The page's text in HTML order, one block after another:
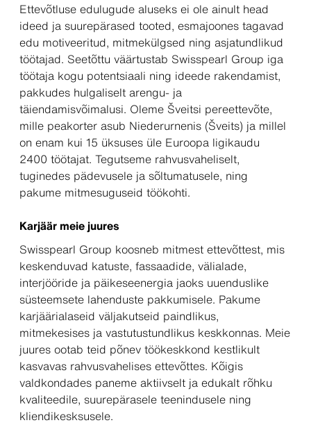
Ettevõtluse edulugude aluseks ei ole ainult head
ideed ja suurepärased tooted, esmajoones tagavad
edu motiveeritud, mitmekülgsed ning asjatundlikud
töötajad. Seetõttu väärtustab Swisspearl Group iga
töötaja kogu potentsiaali ning ideede rakendamist,
pakkudes hulgaliselt arengu- ja
täiendamisvõimalusi. Oleme Šveitsi pereettevõte,
mille peakorter asub Niederurnenis (Šveits) ja millel
on enam kui 15 üksuses üle Euroopa ligikaudu
2400 töötajat. Tegutseme rahvusvaheliselt,
tuginedes pädevusele ja sõltumatusele, ning
pakume mitmesuguseid töökohti.
Karjäär meie juures
Swisspearl Group koosneb mitmest ettevõttest, mis
keskenduvad katuste, fassaadide, välialade,
interjööride ja päikeseenergia jaoks uuenduslike
süsteemsete lahenduste pakkumisele. Pakume
karjäärialaseid väljakutseid paindlikus,
mitmekesises ja vastutustundlikus keskkonnas. Meie
juures ootab teid põnev töökeskkond kestlikult
kasvavas rahvusvahelises ettevõttes. Kõigis
valdkondades paneme aktiivselt ja edukalt rõhku
kvaliteedile, suurepärasele teenindusele ning
kliendikesksusele.